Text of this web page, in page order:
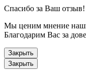
Спасибо за Ваш отзыв!
Мы ценим мнение
Благодарим Вас за
Закрыть
Закрыть